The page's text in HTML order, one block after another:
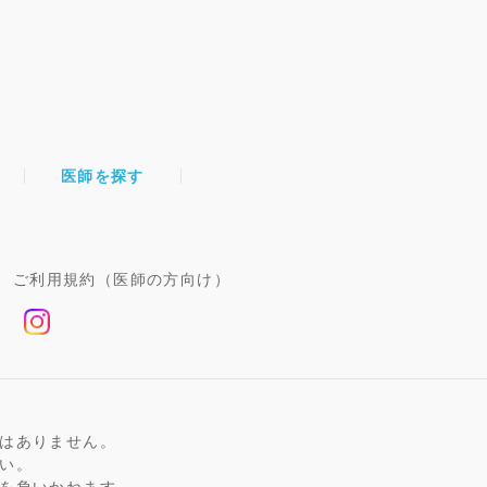
医師を探す
ご利用規約（医師の方向け）
ありません。
。